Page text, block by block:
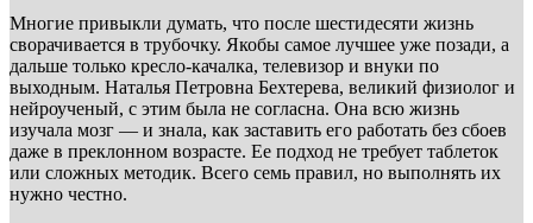
Многие привыкли думать, что после шестидесяти жизнь
сворачивается в трубочку. Якобы самое лучшее уже позади, а
дальше только кресло-качалка, телевизор и внуки по
выходным. Наталья Петровна Бехтерева, великий физиолог и
нейроученый, с этим была не согласна. Она всю жизнь
изучала мозг — и знала, как заставить его работать без сбоев
даже в преклонном возрасте. Ее подход не требует таблеток
или сложных методик. Всего семь правил, но выполнять их
нужно честно.